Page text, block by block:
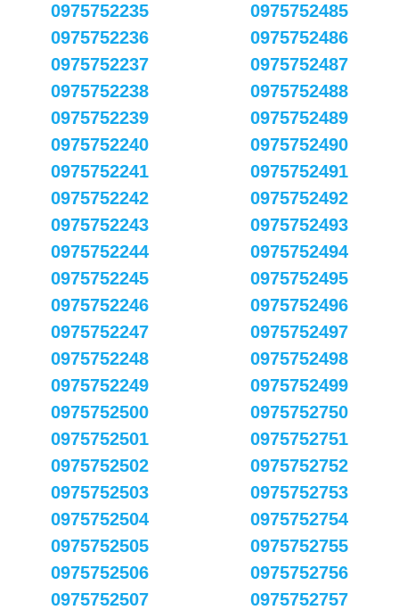
0975752235
0975752236
0975752237
0975752238
0975752239
0975752240
0975752241
0975752242
0975752243
0975752244
0975752245
0975752246
0975752247
0975752248
0975752249
0975752485
0975752486
0975752487
0975752488
0975752489
0975752490
0975752491
0975752492
0975752493
0975752494
0975752495
0975752496
0975752497
0975752498
0975752499
0975752500
0975752501
0975752502
0975752503
0975752504
0975752505
0975752506
0975752507
0975752750
0975752751
0975752752
0975752753
0975752754
0975752755
0975752756
0975752757